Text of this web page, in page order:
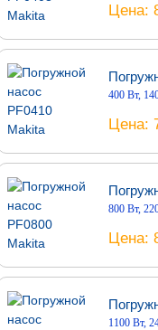
400 Вт,
800 Вт,
1100 Вт,